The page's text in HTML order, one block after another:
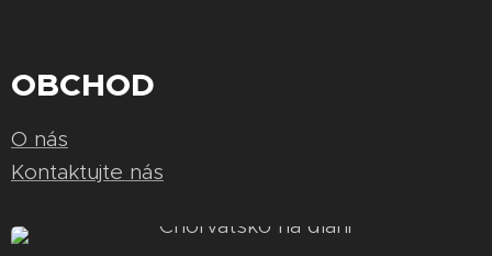
OBCHOD
O nás
Kontaktujte nás